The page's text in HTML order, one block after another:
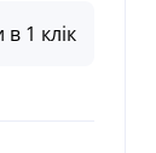
1 клік